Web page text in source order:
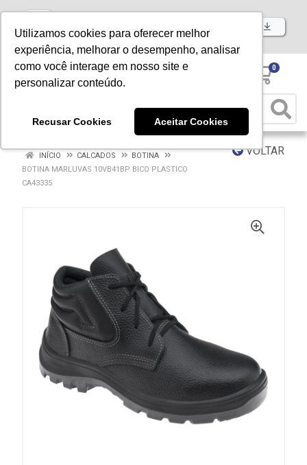
Utilizamos cookies para oferecer melhor
experiência, melhorar o desempenho, analisar
como você interage em nosso site e
personalizar conteúdo.
Recusar Cookies Aceitar Cookies
Baixe já nosso APP
0
VOLTAR
INÍCIO CALCADOS
BOTINA
BOTINA MARLUVAS 10VB41BP BICO PLASTICO
CA43335